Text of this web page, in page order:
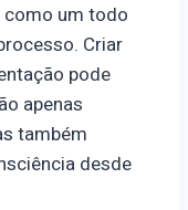
como um todo
Criar
pode
apenas
também
desde